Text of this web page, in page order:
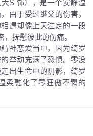
S 饰），是一个安静温
由于受过继父的伤害，
遇却像上天注定的一段
抚慰彼此的伤痛。
神恋爱当中，因为绮罗
举动充满了恐惧。零没
出生命中的阴影，绮罗
柔融化了零狂傲不羁的